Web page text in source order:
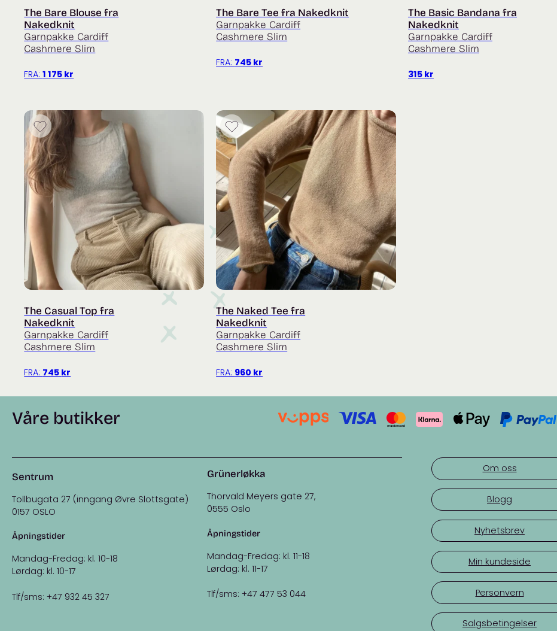
The Bare Blouse fra
Nakedknit
Garnpakke Cardiff
Cashmere Slim
FRA:1 175 kr
The Bare Tee fra Nakedknit
Garnpakke Cardiff
Cashmere Slim
FRA: 745 kr
The Basic Bandana fra
Nakedknit
Garnpakke Cardiff
Cashmere Slim
315 kr
The Casual Top fra
Nakedknit
Garnpakke Cardiff
Cashmere Slim
FRA: 745 kr
The Naked Tee fra
Nakedknit
Garnpakke Cardiff
Cashmere Slim
FRA: 960 kr
Våre butikker
Sentrum
Tollbugata 27 (inngang Øvre Slottsgate)
0157 OSLO
Åpningstider
Mandag-Fredag: kl. 10-18
Lørdag: kl. 10-17
Tlf/sms: +47 932 45 327
Grünerløkka
Thorvald Meyers gate 27,
0555 Oslo
Åpningstider
Mandag-Fredag: kl. 11-18
Lørdag: kl. 11-17
Tlf/sms: +47 477 53 044
Om oss
Blogg
Nyhetsbrev
Min kundeside
Personvern
Salgsbetingelser